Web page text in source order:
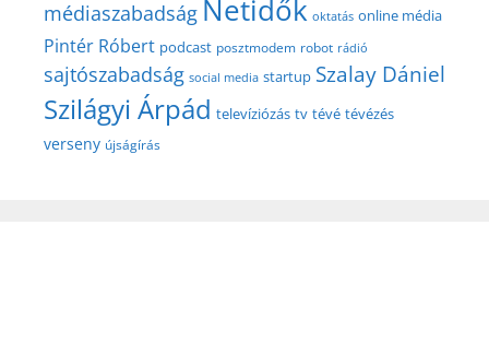
médiaszabadság Netidők oktatás online média
Pintér Róbert podcast posztmodem robot rádió
sajtószabadság social media startup Szalay Dániel
Szilágyi Árpád televíziózás tv tévé tévézés
verseny újságírás